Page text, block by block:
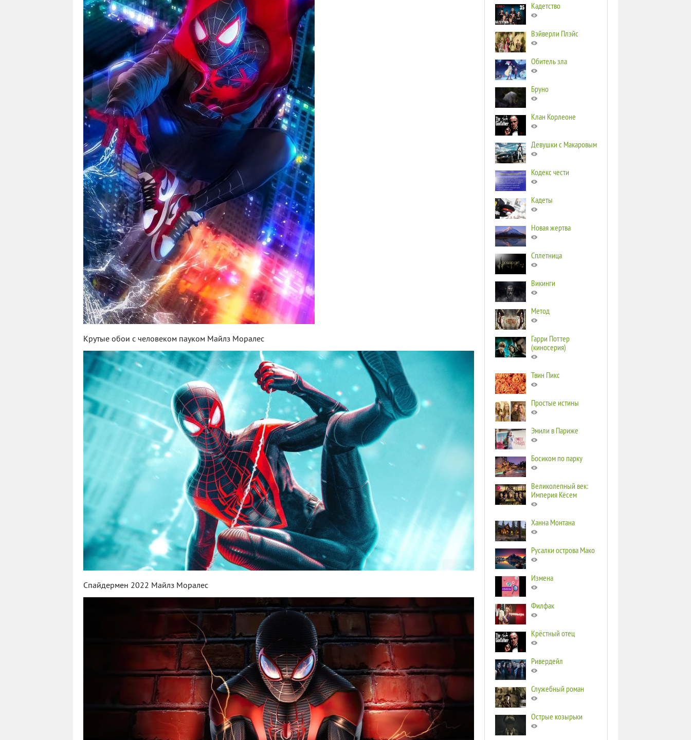
Крутые обои с человеком пауком Майлз Моралес
Спайдермен 2022 Майлз Моралес
Кадетство
Вэйверли Плэйс
Обитель зла
Бруно
Клан Корлеоне
Девушки с Макаровым
Кодекс чести
Кадеты
Новая жертва
Сплетница
Викинги
Метод
Гарри Поттер
(киносерия)
Твин Пикс
Простые истины
Эмили в Париже
Босиком по парку
Великолепный век:
Империя Кёсем
Ханна Монтана
Русалки острова Мако
Измена
Филфак
Крёстный отец
Ривердейл
Служебный роман
Острые козырьки